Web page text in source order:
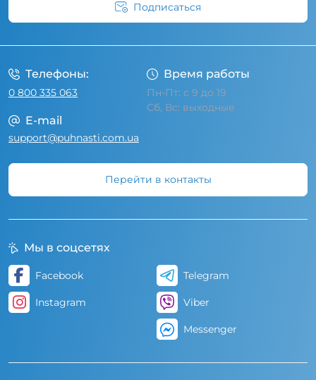
Подписаться
Телефоны:
0 800 335 063
Время работы
Пн-Пт: с 9 до 19
Сб, Вс: выходные
E-mail
support@puhnasti.com.ua
Перейти в контакты
Мы в соцсетях
Facebook
Instagram
Telegram
Viber
Messenger